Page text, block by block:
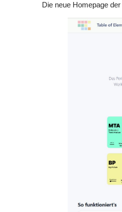
Die neue Homepage der